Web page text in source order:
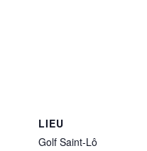
LIEU
Golf Saint-Lô